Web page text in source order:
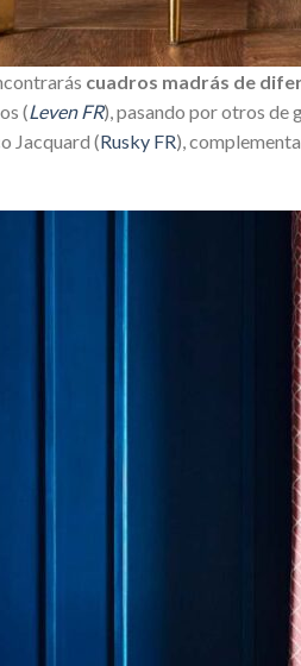
cuadros madrás de
(Leven FR), pasando por otros de
Jacquard (Rusky FR),